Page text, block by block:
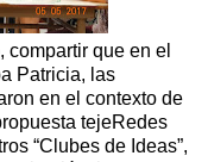
compartir que en el
Patricia, las
en el contexto de
tejeRedes
“Clubes de Ideas”,